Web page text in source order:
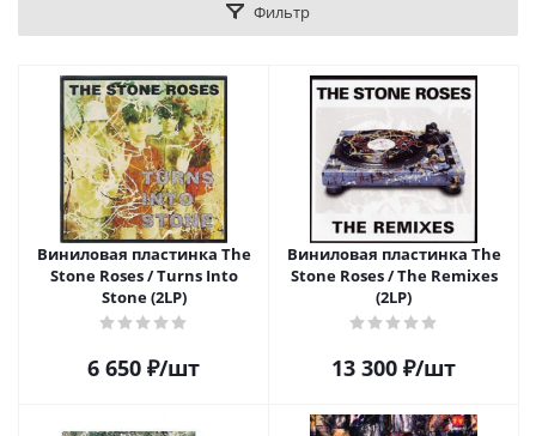
Фильтр
Виниловая пластинка The
Stone Roses / Turns Into
Stone (2LP)
6 650 ₽/шт
Виниловая пластинка The
Stone Roses / The Remixes
(2LP)
13 300 ₽/шт